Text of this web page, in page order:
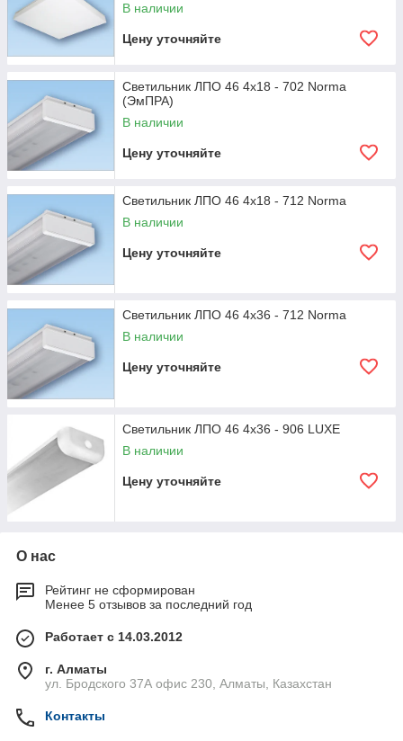
В наличии
Цену уточняйте
Светильник ЛПО 46 4x18 - 702 Norma
(ЭмПРА)
В наличии
Цену уточняйте
Светильник ЛПО 46 4x18 - 712 Norma
В наличии
Цену уточняйте
Светильник ЛПО 46 4x36 - 712 Norma
В наличии
Цену уточняйте
Светильник ЛПО 46 4x36 - 906 LUXE
В наличии
Цену уточняйте
О нас
Рейтинг не сформирован
Менее 5 отзывов за последний год
Работает с 14.03.2012
г. Алматы
ул. Бродского 37А офис 230, Алматы, Казахстан
Контакты